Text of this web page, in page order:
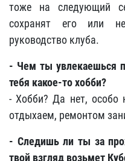
тоже на следующий
сохранят его или
руководство клуба.
- Чем ты увлекаешься
тебя какое-то хобби?
- Хобби? Да нет, особо
отдыхаем, ремонтом
- Следишь ли ты за
твой взгляд возьмет